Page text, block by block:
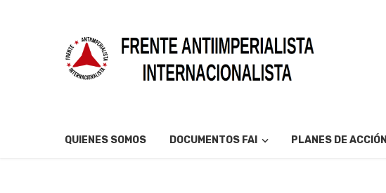
QUIENES SOMOS DOCUMENTOS FAI PLANES DE ACCIÓN